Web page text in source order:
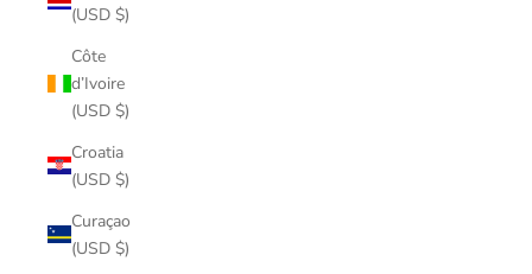
(USD $)
Côte
d’Ivoire
(USD $)
Croatia
(USD $)
Curaçao
(USD $)